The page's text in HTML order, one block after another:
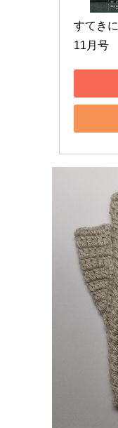
すてき
11月号